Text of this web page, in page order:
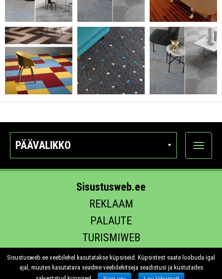
PÄÄVALIKKO
Näytä
Sisustusweb.ee
REKLAAM
PALAUTE
TURISMIWEB
EHITUS.EE
Sisustusweb.ee veebilehel kasutatakse küpsiseid. Küpsistest saate loobuda igal
ajal, muutes kasutatava seadme veebilehitseja seadistusi ja kustutades